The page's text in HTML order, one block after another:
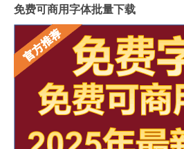
免费可商用字体批量下载